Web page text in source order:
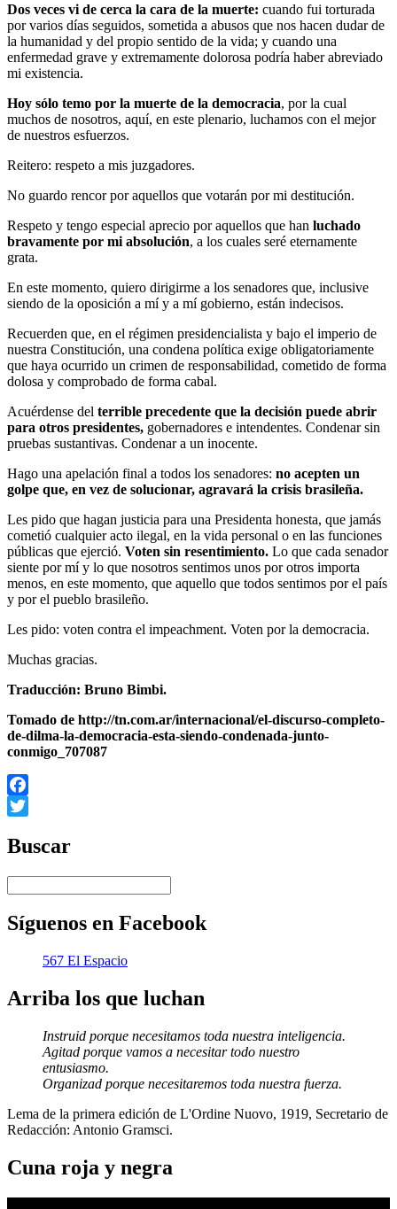
Dos veces vi de cerca la cara de la muerte: cuando fui torturada
por varios días seguidos, sometida a abusos que nos hacen dudar de
la humanidad y del propio sentido de la vida; y cuando una
enfermedad grave y extremamente dolorosa podría haber abreviado
mi existencia.
Hoy sólo temo por la muerte de la democracia, por la cual
muchos de nosotros, aquí, en este plenario, luchamos con el mejor
de nuestros esfuerzos.
Reitero: respeto a mis juzgadores.
No guardo rencor por aquellos que votarán por mi destitución.
Respeto y tengo especial aprecio por aquellos que han luchado
bravamente por mi absolución, a los cuales seré eternamente
grata.
En este momento, quiero dirigirme a los senadores que, inclusive
siendo de la oposición a mí y a mí gobierno, están indecisos.
Recuerden que, en el régimen presidencialista y bajo el imperio de
nuestra Constitución, una condena política exige obligatoriamente
que haya ocurrido un crimen de responsabilidad, cometido de forma
dolosa y comprobado de forma cabal.
Acuérdense del terrible precedente que la decisión puede abrir
para otros presidentes, gobernadores e intendentes. Condenar sin
pruebas sustantivas. Condenar a un inocente.
Hago una apelación final a todos los senadores: no acepten un
golpe que, en vez de solucionar, agravará la crisis brasileña.
Les pido que hagan justicia para una Presidenta honesta, que jamás
cometió cualquier acto ilegal, en la vida personal o en las funciones
públicas que ejerció. Voten sin resentimiento. Lo que cada senador
siente por mí y lo que nosotros sentimos unos por otros importa
menos, en este momento, que aquello que todos sentimos por el país
y por el pueblo brasileño.
Les pido: voten contra el impeachment. Voten por la democracia.
Muchas gracias.
Traducción: Bruno Bimbi.
Tomado de http://tn.com.ar/internacional/el-discurso-completo-
de-dilma-la-democracia-esta-siendo-condenada-junto-
conmigo_707087
Facebook
Buscar
Síguenos en Facebook
567 El Espacio
Arriba los que luchan
Instruid porque necesitamos toda nuestra inteligencia.
Agitad porque vamos a necesitar todo nuestro
entusiasmo.
Organizad porque necesitaremos toda nuestra fuerza.
Lema de la primera edición de L'Ordine Nuovo, 1919, Secretario de
Redacción: Antonio Gramsci.
Cuna roja y negra